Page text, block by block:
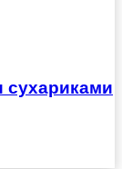
сухариками